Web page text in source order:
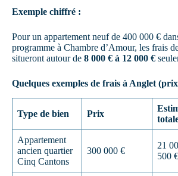
Exemple chiffré :
Pour un appartement neuf de 400 000 €
programme à Chambre d’Amour, les frais
situeront autour de 8 000 € à 12 000 €
Quelques exemples de frais à Anglet
Type de bien Prix
Appartement
ancien quartier
Cinq Cantons
300 000 €
21
500 €